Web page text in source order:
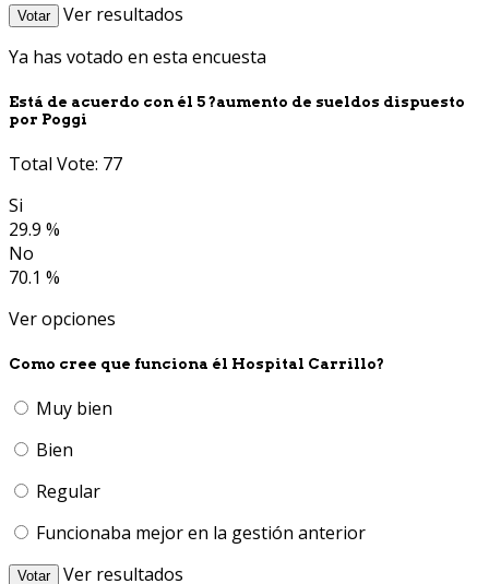
Votar
Ver resultados
Ya has votado en esta encuesta
Está de acuerdo con él 5 ?aumento de sueldos dispuesto
por Poggi
Total Vote: 77
Si
29.9 %
No
70.1 %
Ver opciones
Como cree que funciona él Hospital Carrillo?
Muy bien
Bien
Regular
Funcionaba mejor en la gestión anterior
Votar Ver resultados